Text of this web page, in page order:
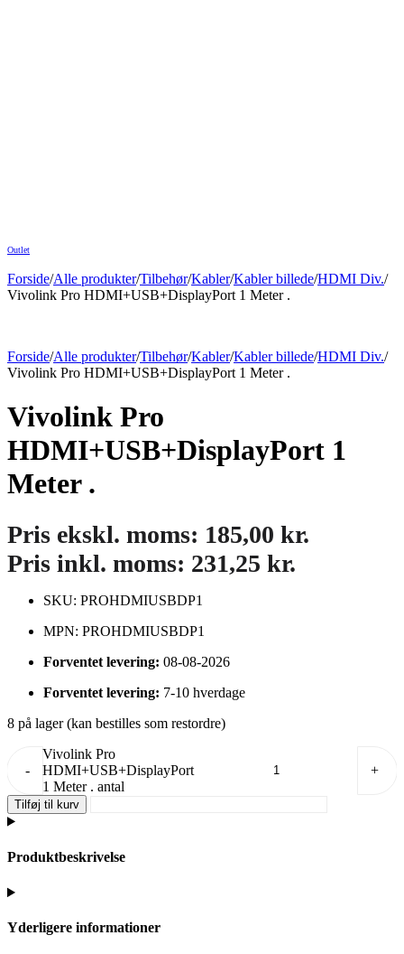
Outlet
Forside/Alle produkter/Tilbehør/Kabler/Kabler billede/HDMI Div./
Vivolink Pro HDMI+USB+DisplayPort 1 Meter .
Forside/Alle produkter/Tilbehør/Kabler/Kabler billede/HDMI Div./
Vivolink Pro HDMI+USB+DisplayPort 1 Meter .
Vivolink Pro
HDMI+USB+DisplayPort 1
Meter .
Pris ekskl. moms: 185,00 kr.
Pris inkl. moms: 231,25 kr.
SKU: PROHDMIUSBDP1
MPN: PROHDMIUSBDP1
Forventet levering: 08-08-2026
Forventet levering: 7-10 hverdage
8 på lager (kan bestilles som restordre)
-
Vivolink Pro
HDMI+USB+DisplayPort
1 Meter . antal
+
Tilføj til kurv
Produktbeskrivelse
Yderligere informationer